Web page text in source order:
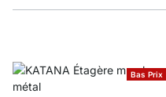
Bas Prix